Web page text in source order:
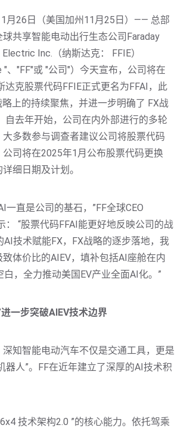
月26日（美国加州11月25日）—— 总部
共享智能电动出行生态公司Faraday
Inc.（纳斯达克： FFIE）
"、"FF"或 "公司"）今天宣布，公司将在
达克股票代码FFIE正式更名为FFAI，此
上的持续聚焦，并进一步明确了 FX战
自去年开始，公司在内外部进行的多轮
多数参与调查者建议公司将股票代码
公司将在2025年1月公布股票代码更换
细日期及计划。
一直是公司的基石，”FF全球CEO
“股票代码FFAI能更好地反映公司的战
AI技术赋能FX，FX战略的逐步落地，我
体价比的AIEV，填补包括AI座舱在内
白，全力推动美国EV产业全面AI化。”
一步突破AIEV技术边界
知智能电动汽车不仅是交通工具，更是
器人”。FF在近年建立了深厚的AI技术积
技术架构2.0 ”的核心能力。依托驾乘